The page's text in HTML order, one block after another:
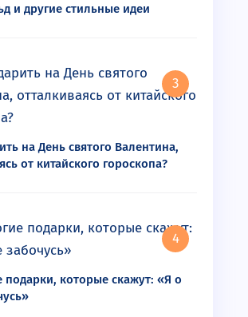
и другие стильные идеи
на День святого Валентина,
от китайского гороскопа?
подарки, которые скажут: «Я о